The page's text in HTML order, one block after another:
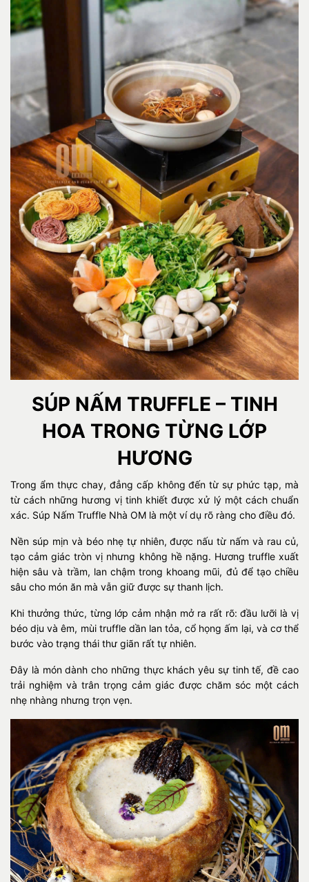
SÚP NẤM TRUFFLE – TINH
HOA TRONG TỪNG LỚP
HƯƠNG
Trong ẩm thực chay, đẳng cấp không đến từ sự phức tạp, mà
từ cách những hương vị tinh khiết được xử lý một cách chuẩn
xác. Súp Nấm Truffle Nhà OM là một ví dụ rõ ràng cho điều đó.
Nền súp mịn và béo nhẹ tự nhiên, được nấu từ nấm và rau củ,
tạo cảm giác tròn vị nhưng không hề nặng. Hương truffle xuất
hiện sâu và trầm, lan chậm trong khoang mũi, đủ để tạo chiều
sâu cho món ăn mà vẫn giữ được sự thanh lịch.
Khi thưởng thức, từng lớp cảm nhận mở ra rất rõ: đầu lưỡi là vị
béo dịu và êm, mùi truffle dần lan tỏa, cổ họng ấm lại, và cơ thể
bước vào trạng thái thư giãn rất tự nhiên.
Đây là món dành cho những thực khách yêu sự tinh tế, đề cao
trải nghiệm và trân trọng cảm giác được chăm sóc một cách
nhẹ nhàng nhưng trọn vẹn.